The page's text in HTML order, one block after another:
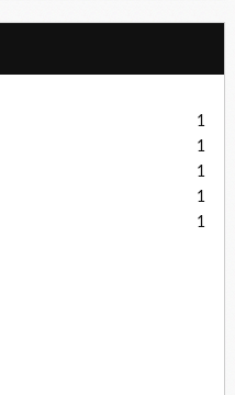
1
1
1
1
1